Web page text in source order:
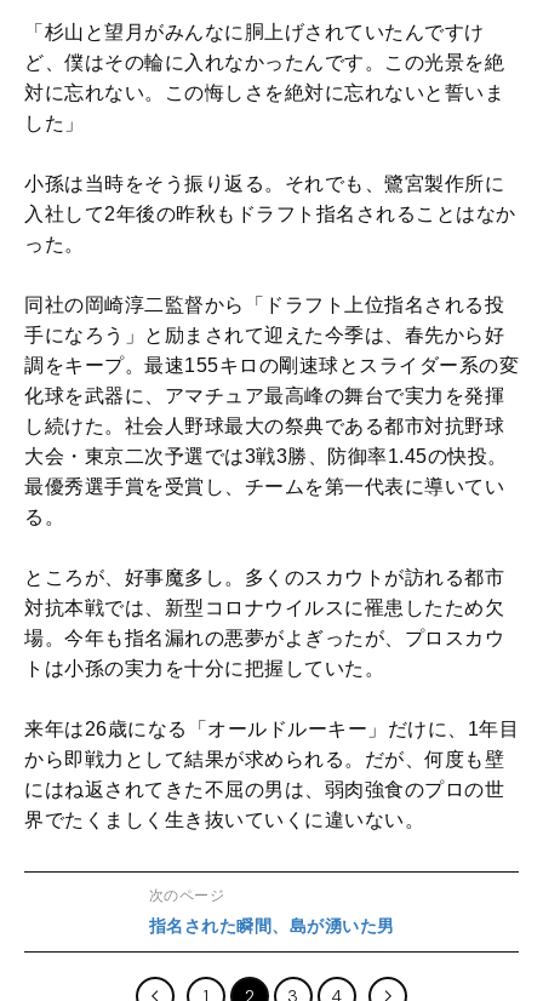
「杉山と望月がみんなに胴上げされていたんですけ
ど、僕はその輪に入れなかったんです。この光景を絶
対に忘れない。この悔しさを絶対に忘れないと誓いま
した」
小孫は当時をそう振り返る。それでも、鷺宮製作所に
入社して2年後の昨秋もドラフト指名されることはなか
った。
同社の岡崎淳二監督から「ドラフト上位指名される投
手になろう」と励まされて迎えた今季は、春先から好
調をキープ。最速155キロの剛速球とスライダー系の変
化球を武器に、アマチュア最高峰の舞台で実力を発揮
し続けた。社会人野球最大の祭典である都市対抗野球
大会・東京二次予選では3戦3勝、防御率1.45の快投。
最優秀選手賞を受賞し、チームを第一代表に導いてい
る。
ところが、好事魔多し。多くのスカウトが訪れる都市
対抗本戦では、新型コロナウイルスに罹患したため欠
場。今年も指名漏れの悪夢がよぎったが、プロスカウ
トは小孫の実力を十分に把握していた。
来年は26歳になる「オールドルーキー」だけに、1年目
から即戦力として結果が求められる。だが、何度も壁
にはね返されてきた不屈の男は、弱肉強食のプロの世
界でたくましく生き抜いていくに違いない。
次のページ
指名された瞬間、島が湧いた男
1 2 3 4